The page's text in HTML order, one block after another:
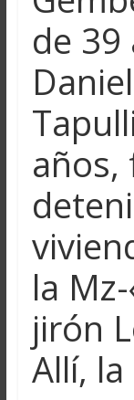
de 39
años,
la
jirón
Allí,